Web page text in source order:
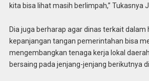
kita bisa lihat masih berlimpah,” Tukasnya
Dia juga berharap agar dinas terkait dalam
kepanjangan tangan pemerintahan bisa
mengembangkan tenaga kerja lokal
bersaing pada jenjang-jenjang berikutnya